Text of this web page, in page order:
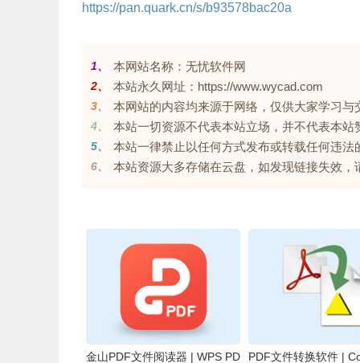
https://pan.quark.cn/s/b93578bac20a
1、 本网站名称：无忧软件网
2、 本站永久网址：https://www.wycad.com
3、 本网站的内容均来源于网络，仅供大家学习
4、 本站一切资源不代表本站立场，并不代表本
5、 本站一律禁止以任何方式发布或转载任何违
6、 本站资源大多存储在云盘，如发现链接失效
金山PDF文件阅读器 | WPS PD PDF文件转换软件 |